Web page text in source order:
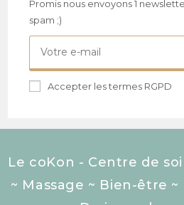
Promis nous envoyons 1
spam ;)
Accepter les termes RGPD
Le coKon - Centre de
~ Massage ~ Bien-être